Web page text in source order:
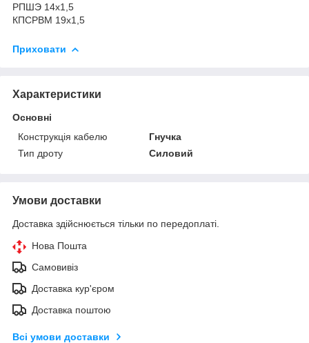
РПШЭ 14х1,5
КПСРВМ 19х1,5
Приховати
Характеристики
Основні
Конструкція кабелю
Гнучка
Тип дроту
Силовий
Умови доставки
Доставка здійснюється тільки по передоплаті.
Нова Пошта
Самовивіз
Доставка кур'єром
Доставка поштою
Всі умови доставки